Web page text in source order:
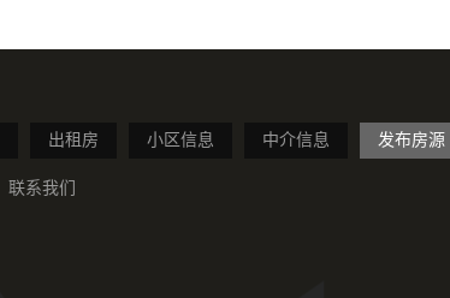
出租房 小区信息 中介信息 发布房源
联系我们